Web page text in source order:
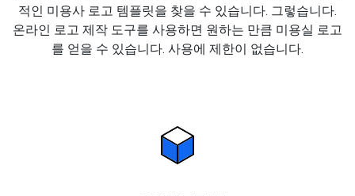
적인 미용사 로고 템플릿을 찾을 수 있습니다. 그렇습니다.
온라인 로고 제작 도구를 사용하면 원하는 만큼 미용실 로고
를 얻을 수 있습니다. 사용에 제한이 없습니다.